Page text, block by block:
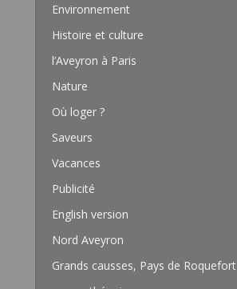
Environnement
Histoire et culture
l’Aveyron à Paris
Nature
Où loger ?
Saveurs
Vacances
Publicité
English version
Nord Aveyron
Grands causses, Pays de Roquefort